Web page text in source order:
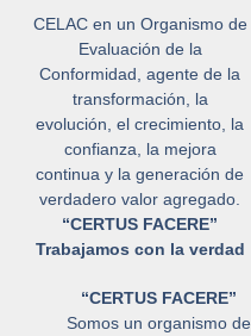
CELAC en un Organismo de
Evaluación de la
Conformidad, agente de la
transformación, la
evolución, el crecimiento, la
confianza, la mejora
continua y la generación de
verdadero valor agregado.
“CERTUS FACERE”
Trabajamos con la verdad
“CERTUS FACERE”
Somos un organismo de